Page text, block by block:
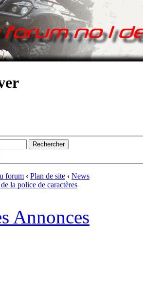
forum ‹ Plan de site ‹ News
la police de caractères
Annonces